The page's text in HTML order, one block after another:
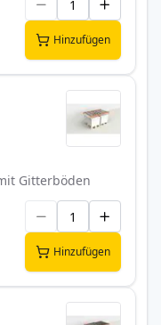
Hinzufügen
Gitterböden
Hinzufügen